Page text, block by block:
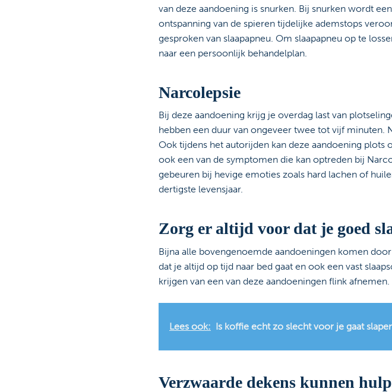
van deze aandoening is snurken. Bij snurken wordt
ontspanning van de spieren tijdelijke ademstops
gesproken van slaapapneu. Om slaapapneu op te
naar een persoonlijk behandelplan.
Narcolepsie
Bij deze aandoening krijg je overdag last van
hebben een duur van ongeveer twee tot vijf minuten.
Ook tijdens het autorijden kan deze aandoening plots
ook een van de symptomen die kan optreden bij
gebeuren bij hevige emoties zoals hard lachen of
dertigste levensjaar.
Zorg er altijd voor dat je goed
Bijna alle bovengenoemde aandoeningen komen
dat je altijd op tijd naar bed gaat en ook een vast
krijgen van een van deze aandoeningen flink afnemen.
Lees ook: Is koffie echt zo slecht voor je gaat
Verzwaarde dekens kunnen